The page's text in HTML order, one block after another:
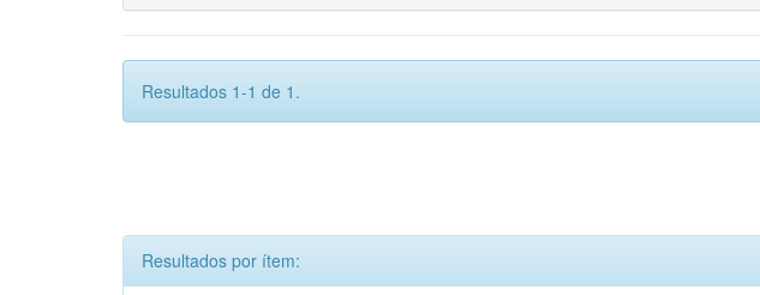
Resultados 1-1 de 1.
Resultados por ítem: